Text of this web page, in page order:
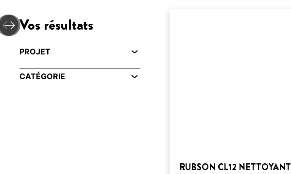
Vos résultats
PROJET
CATÉGORIE
RUBSON CL12 NETTOYANT